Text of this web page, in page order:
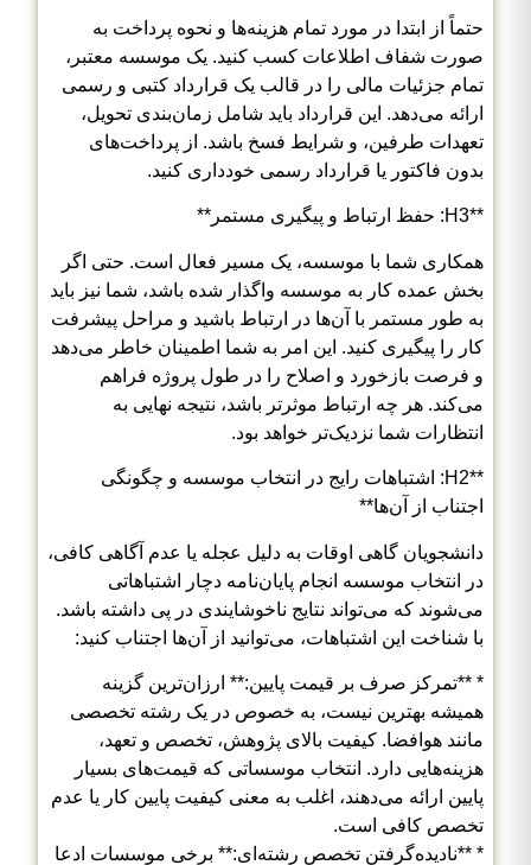
حتماً از ابتدا در مورد تمام هزینه‌ها و نحوه پرداخت به
صورت شفاف اطلاعات کسب کنید. یک موسسه معتبر،
تمام جزئیات مالی را در قالب یک قرارداد کتبی و رسمی
ارائه می‌دهد. این قرارداد باید شامل زمان‌بندی تحویل،
تعهدات طرفین، و شرایط فسخ باشد. از پرداخت‌های
بدون فاکتور یا قرارداد رسمی خودداری کنید.
**H3: حفظ ارتباط و پیگیری مستمر**
همکاری شما با موسسه، یک مسیر فعال است. حتی اگر
بخش عمده کار به موسسه واگذار شده باشد، شما نیز باید
به طور مستمر با آن‌ها در ارتباط باشید و مراحل پیشرفت
کار را پیگیری کنید. این امر به شما اطمینان خاطر می‌دهد
و فرصت بازخورد و اصلاح را در طول پروژه فراهم
می‌کند. هر چه ارتباط موثرتر باشد، نتیجه نهایی به
انتظارات شما نزدیک‌تر خواهد بود.
**H2: اشتباهات رایج در انتخاب موسسه و چگونگی
اجتناب از آن‌ها**
دانشجویان گاهی اوقات به دلیل عجله یا عدم آگاهی کافی،
در انتخاب موسسه انجام پایان‌نامه دچار اشتباهاتی
می‌شوند که می‌تواند نتایج ناخوشایندی در پی داشته باشد.
با شناخت این اشتباهات، می‌توانید از آن‌ها اجتناب کنید:
* **تمرکز صرف بر قیمت پایین:** ارزان‌ترین گزینه
همیشه بهترین نیست، به خصوص در یک رشته تخصصی
مانند هوافضا. کیفیت بالای پژوهش، تخصص و تعهد،
هزینه‌هایی دارد. انتخاب موسساتی که قیمت‌های بسیار
پایین ارائه می‌دهند، اغلب به معنی کیفیت پایین کار یا عدم
تخصص کافی است.
* **نادیده‌گرفتن تخصص رشته‌ای:** برخی موسسات ادعا